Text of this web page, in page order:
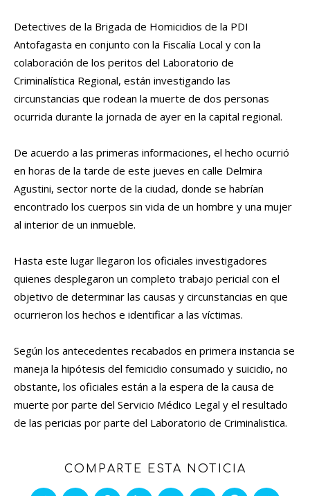
Detectives de la Brigada de Homicidios de la PDI
Antofagasta en conjunto con la Fiscalía Local y con la
colaboración de los peritos del Laboratorio de
Criminalística Regional, están investigando las
circunstancias que rodean la muerte de dos personas
ocurrida durante la jornada de ayer en la capital regional.
De acuerdo a las primeras informaciones, el hecho ocurrió
en horas de la tarde de este jueves en calle Delmira
Agustini, sector norte de la ciudad, donde se habrían
encontrado los cuerpos sin vida de un hombre y una mujer
al interior de un inmueble.
Hasta este lugar llegaron los oficiales investigadores
quienes desplegaron un completo trabajo pericial con el
objetivo de determinar las causas y circunstancias en que
ocurrieron los hechos e identificar a las víctimas.
Según los antecedentes recabados en primera instancia se
maneja la hipótesis del femicidio consumado y suicidio, no
obstante, los oficiales están a la espera de la causa de
muerte por parte del Servicio Médico Legal y el resultado
de las pericias por parte del Laboratorio de Criminalistica.
COMPARTE ESTA NOTICIA